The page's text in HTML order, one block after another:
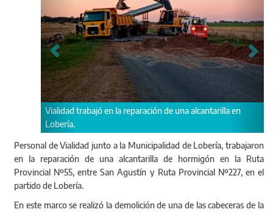
en la reparación de una alcantarilla en
Se realizó el
Personal de Vialidad junto a la Municipalidad de Lobería, trabajaron
en la reparación de una alcantarilla de hormigón en la Ruta
Provincial Nº55, entre San Agustín y Ruta Provincial Nº227, en el
partido de Lobería.
En este marco se realizó la demolición de una de las cabeceras de la